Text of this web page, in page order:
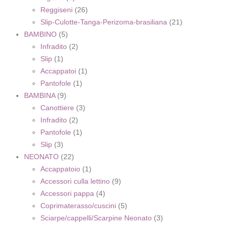
Reggiseni (26)
Slip-Culotte-Tanga-Perizoma-brasiliana (21)
BAMBINO (5)
Infradito (2)
Slip (1)
Accappatoi (1)
Pantofole (1)
BAMBINA (9)
Canottiere (3)
Infradito (2)
Pantofole (1)
Slip (3)
NEONATO (22)
Accappatoio (1)
Accessori culla lettino (9)
Accessori pappa (4)
Coprimaterasso/cuscini (5)
Sciarpe/cappelli/Scarpine Neonato (3)